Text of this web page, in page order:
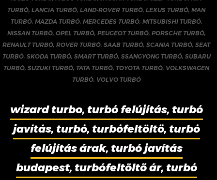
TURBÓ,LANCIA TURBÓ,LAND-ROVER TURBÓ,LEXUS TURBÓ,MAN
TURBÓ, MAZDA TURBÓ, MERCEDES TURBÓ, MITSUBISHI TURBÓ,
NISSAN TURBÓ, OPEL TURBÓ, PEUGEOT TURBÓ, PORSCHE TURBÓ,
RENAULT TURBÓ,ROVER TURBÓ,SAAB TURBÓ,SCANIA TURBÓ,SEAT
TURBÓ, SKODA TURBÓ, SMART TURBÓ, SSANGYONG TURBÓ, SUBARU
TURBÓ,SUZUKI TURBÓ, TATA TURBÓ, TOYOTA TURBÓ, VOLKSWAGEN
TURBÓ, VOLVO TURBÓ
wizard turbo, turbó felújítás, turbó
javítás, turbó, turbófeltöltő, turbó
felújítás árak, turbó javítás
budapest, turbófeltöltő ár, turbó